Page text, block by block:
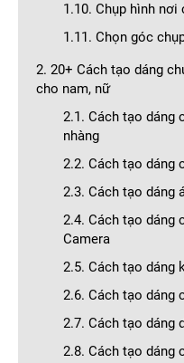
1.10. Chụp hình
1.11. Chọn góc
2. 20+ Cách tạo dáng
cho nam, nữ
2.1. Cách tạo dáng
nhàng
2.2. Cách tạo dáng
2.3. Cách tạo dáng
2.4. Cách tạo dáng
Camera
2.5. Cách tạo dáng
2.6. Cách tạo dáng
2.7. Cách tạo dáng
2.8. Cách tạo dáng